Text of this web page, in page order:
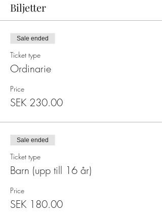
Biljetter
Sale ended
Ticket type
Ordinarie
Price
SEK 230.00
Sale ended
Ticket type
Barn (upp till 16 år)
Price
SEK 180.00